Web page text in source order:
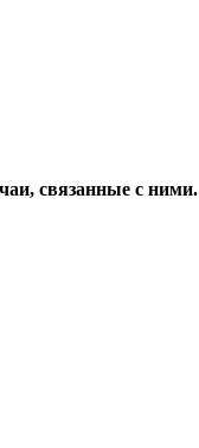
связанные с ними.